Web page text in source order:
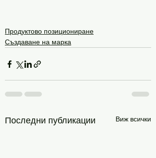
Продуктово позициониране
Създаване на марка
Последни публикации Виж всички